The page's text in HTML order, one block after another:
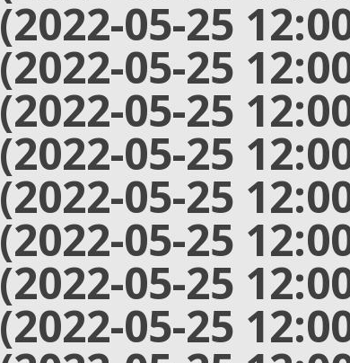
(2022-05-25
(2022-05-25
(2022-05-25
(2022-05-25
(2022-05-25
(2022-05-25
(2022-05-25
(2022-05-25